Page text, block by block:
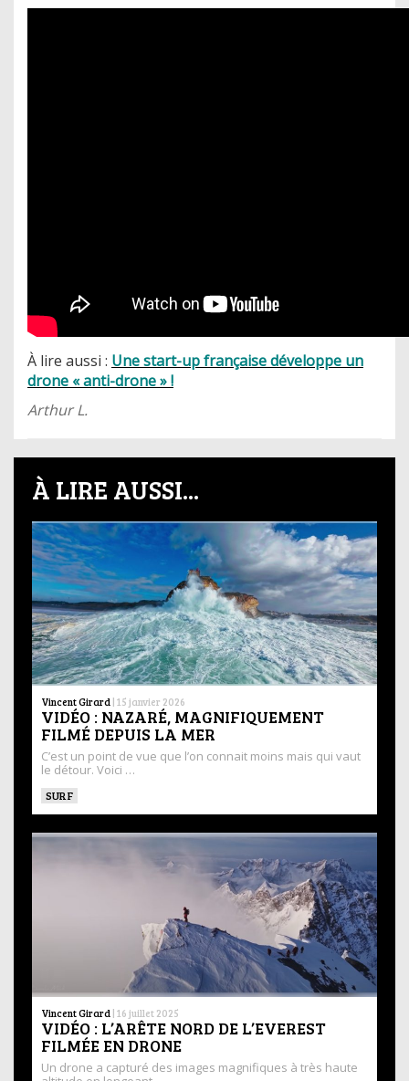
À lire aussi : Une start-up française développe un
drone « anti-drone » !
Arthur L.
À LIRE AUSSI...
Vincent Girard | 15 janvier 2026
VIDÉO : NAZARÉ, MAGNIFIQUEMENT
FILMÉ DEPUIS LA MER
C’est un point de vue que l’on connait moins mais qui vaut
le détour. Voici …
SURF
Vincent Girard | 16 juillet 2025
VIDÉO : L’ARÊTE NORD DE L’EVEREST
FILMÉE EN DRONE
Un drone a capturé des images magnifiques à très haute